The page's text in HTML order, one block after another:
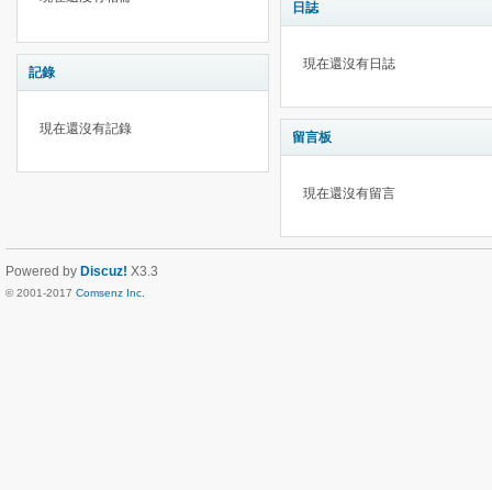
記錄
現在還沒有記錄
日誌
現在還沒有日誌
留言板
現在還沒有留言
Powered by Discuz! X3.3
© 2001-2017 Comsenz Inc.